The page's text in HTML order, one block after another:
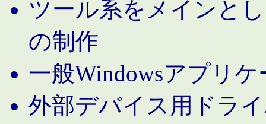
ツール系をメインと
の制作
一般Windowsアプリ
外部デバイス用ドラ